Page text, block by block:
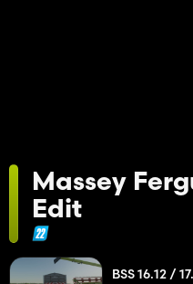
Massey
Edit
BSS 16.12 /